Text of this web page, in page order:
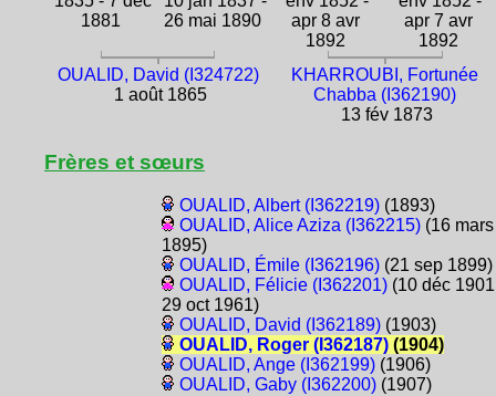
1881
26 mai 1890
apr 8 avr
1892
apr 7 avr
1892
OUALID, David (I324722)
1 août 1865
KHARROUBI, Fortunée
Chabba (I362190)
13 fév 1873
Frères et sœurs
OUALID, Albert (I362219)(1893)
OUALID, Alice Aziza (I362215)(16 mars
1895)
OUALID, Émile (I362196)(21 sep 1899)
OUALID, Félicie (I362201)(10 déc
29 oct 1961)
OUALID, David (I362189)(1903)
OUALID, Roger (I362187)(1904)
OUALID, Ange (I362199)(1906)
OUALID, Gaby (I362200)(1907)